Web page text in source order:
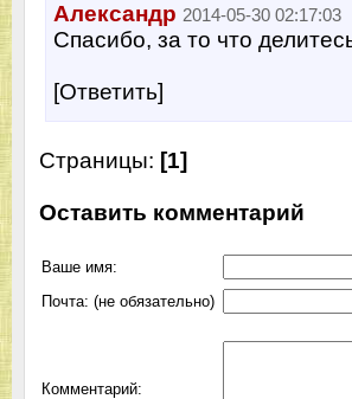
Александр 2014-05-30 02:17:03
Спасибо, за то что
[Ответить]
Страницы: [1]
Оставить комментарий
Ваше имя:
Почта: (не обязательно)
Комментарий: